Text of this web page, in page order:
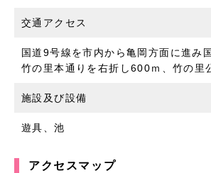
交通アクセス
国道9号線を市内から亀岡方面に進み
竹の里本通りを右折し600ｍ、竹の里
施設及び設備
遊具、池
アクセスマップ